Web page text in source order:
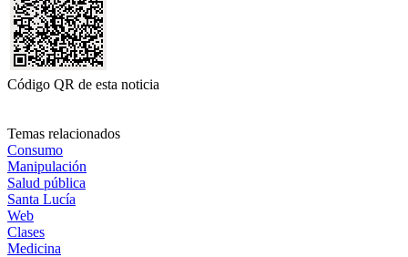
Código QR de esta noticia
Temas relacionados
Consumo
Manipulación
Salud pública
Santa Lucía
Web
Clases
Medicina